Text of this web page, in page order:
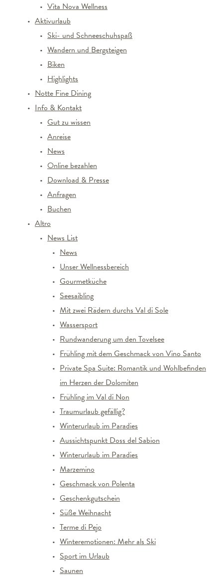
Vita Nova Wellness
Aktivurlaub
Ski- und Schneeschuhspaß
Wandern und Bergsteigen
Biken
Highlights
Notte Fine Dining
Info & Kontakt
Gut zu wissen
Anreise
News
Online bezahlen
Download & Presse
Anfragen
Buchen
Altro
News List
News
Unser Wellnessbereich
Gourmetküche
Seesaibling
Mit zwei Rädern durchs Val di Sole
Wassersport
Rundwanderung um den Tovelsee
Frühling mit dem Geschmack von Vino Santo
Private Spa Suite: Romantik und Wohlbefinden
im Herzen der Dolomiten
Frühling im Val di Non
Traumurlaub gefällig?
Winterurlaub im Paradies
Aussichtspunkt Doss del Sabion
Winterurlaub im Paradies
Marzemino
Geschmack von Polenta
Geschenkgutschein
Süße Weihnacht
Terme di Pejo
Winteremotionen: Mehr als Ski
Sport im Urlaub
Saunen